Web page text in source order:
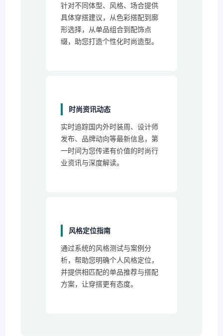
针对不同体型、风格、场合提供
具体穿搭建议，从色彩搭配到廓
形选择，从单品组合到配饰点
缀，助您打造个性化时尚造型。
时尚资讯动态
实时追踪国内外时装周、设计师
发布、品牌动向等最新信息，第
一时间为您传递有价值的时尚行
业资讯与深度解读。
风格定位指南
通过系统的风格测试与案例分
析，帮助您明确个人风格定位，
并提供相匹配的单品推荐与搭配
方案，让穿搭更有态度。